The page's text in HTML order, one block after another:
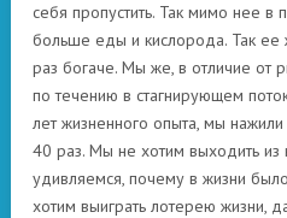
себя пропустить. Так мимо нее в
больше еды и кислорода. Так ее
раз богаче. Мы же, в отличие от
по течению в стагнирующем
лет жизненного опыта, мы
40 раз. Мы не хотим выходить
удивляемся, почему в жизни
хотим выиграть лотерею жизни,